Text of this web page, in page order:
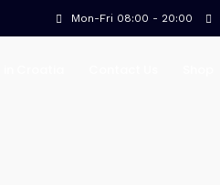
Mon-Fri 08:00 - 20:00